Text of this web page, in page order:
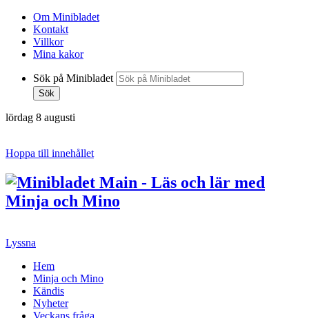
Om Minibladet
Kontakt
Villkor
Mina kakor
Sök på Minibladet
Sök
lördag 8 augusti
Hoppa till innehållet
Lyssna
Hem
Minja och Mino
Kändis
Nyheter
Veckans fråga